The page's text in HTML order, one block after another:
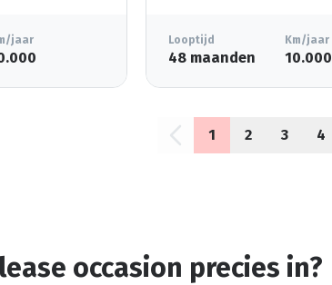
jaar Looptijd
48 maanden
Km/jaar
10.000
1 2 3 4
occasion precies in?